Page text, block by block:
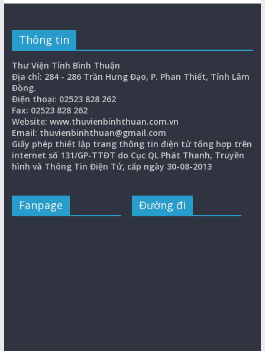
Thông tin
Thư Viện Tỉnh Bình Thuận
Địa chỉ: 284 - 286 Trần Hưng Đạo, P. Phan Thiết, Tỉnh Lâm
Đồng.
Điện thoại: 02523 828 262
Fax: 02523 828 262
Website: www.thuvienbinhthuan.com.vn
Email: thuvienbinhthuan@gmail.com
Giấy phép thiết lập trang thông tin điện tử tổng hợp trên
internet số 131/GP-TTĐT do Cục QL Phát Thanh, Truyền
hình và Thông Tin Điện Tử, cấp ngày 30-08-2013
Fanpage Đường đi